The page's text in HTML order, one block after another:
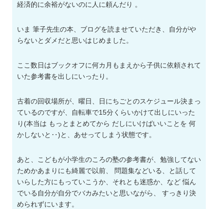
経済的に余裕がないのに人に頼んだり 。
いま 筆子先生の本、ブログを読ませていただき、自分がや
らないとダメだと思いはじめました。
ここ数日はブックオフに何カ月もまえから子供に依頼されて
いた参考書を出しにいったり。
古着の回収場所が、曜日、日にちごとのスケジュール決まっ
ているのですが、自転車で15分くらいかけて出しにいった
り(本当は もっとまとめてから だしにいけばいいことを 何
かしないと‥)と、あせってしまう状態です。
あと、こどもが小学生のころの塾の参考書が、勉強してない
ためかあまりにも綺麗で以前、 問題集などいる、と話して
いらした方にもっていこうか、それとも迷惑か、など 悩ん
でいる自分が自分でバカみたいと思いながら、 すっきり決
められずにいます。